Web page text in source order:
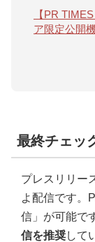
【PR
ア限定公開
最終チェッ
プレスリリー
よ配信です。
信」が可能で
信を推奨して